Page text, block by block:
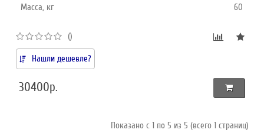
Масса, кг 60
()
Нашли дешевле?
30400р.
Показано с 1 по 5 из 5 (всего 1 страниц)